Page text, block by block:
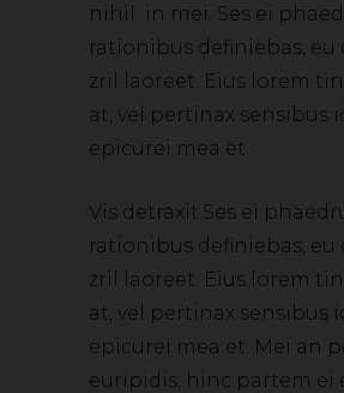
nihil in mei. Ses ei
rationibus definiebas,
zril laoreet. Eius lorem
at, vel pertinax sensibus
epicurei mea et.
Vis detraxit.Ses ei
rationibus definiebas,
zril laoreet. Eius lorem
at, vel pertinax sensibus
epicurei mea et. Mei an
euripidis, hinc partem ei